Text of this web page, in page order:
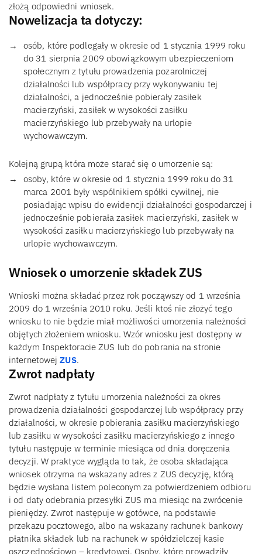
złożą odpowiedni wniosek.
Nowelizacja ta dotyczy:
osób, które podlegały w okresie od 1 stycznia 1999 roku
do 31 sierpnia 2009 obowiązkowym ubezpieczeniom
społecznym z tytułu prowadzenia pozarolniczej
działalności lub współpracy przy wykonywaniu tej
działalności, a jednocześnie pobierały zasiłek
macierzyński, zasiłek w wysokości zasiłku
macierzyńskiego lub przebywały na urlopie
wychowawczym.
Kolejną grupą która może starać się o umorzenie są:
osoby, które w okresie od 1 stycznia 1999 roku do 31
marca 2001 były wspólnikiem spółki cywilnej, nie
posiadając wpisu do ewidencji działalności gospodarczej i
jednocześnie pobierała zasiłek macierzyński, zasiłek w
wysokości zasiłku macierzyńskiego lub przebywały na
urlopie wychowawczym.
Wniosek o umorzenie składek ZUS
Wnioski można składać przez rok począwszy od 1 września
2009 do 1 września 2010 roku. Jeśli ktoś nie złożyć tego
wniosku to nie będzie miał możliwości umorzenia należności
objętych złożeniem wniosku. Wzór wniosku jest dostępny w
każdym Inspektoracie ZUS lub do pobrania na stronie
internetowejZUS.
Zwrot nadpłaty
Zwrot nadpłaty z tytułu umorzenia należności za okres
prowadzenia działalności gospodarczej lub współpracy przy
działalności, w okresie pobierania zasiłku macierzyńskiego
lub zasiłku w wysokości zasiłku macierzyńskiego z innego
tytułu następuje w terminie miesiąca od dnia doręczenia
decyzji. W praktyce wygląda to tak, że osoba składająca
wniosek otrzyma na wskazany adres z ZUS decyzję, którą
będzie wysłana listem poleconym za potwierdzeniem odbioru
i od daty odebrania przesyłki ZUS ma miesiąc na zwrócenie
pieniędzy. Zwrot następuje w gotówce, na podstawie
przekazu pocztowego, albo na wskazany rachunek bankowy
płatnika składek lub na rachunek w spółdzielczej kasie
oszczędnościowo – kredytowej. Osoby, które prowadziły